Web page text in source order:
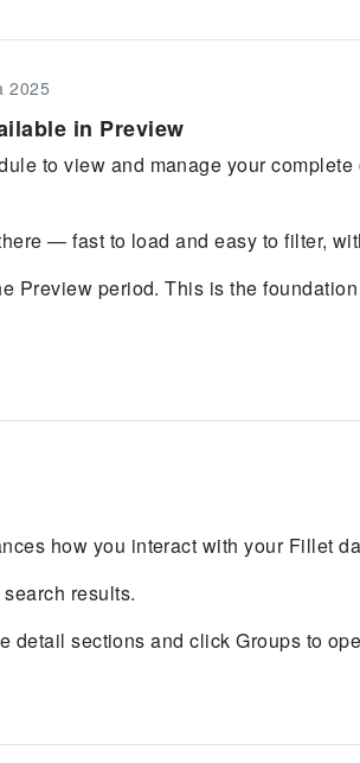
2025
in Preview
to view and manage your
— fast to load and easy to filter,
Preview period. This is the
how you interact with your Fillet
results.
detail sections and click Groups to